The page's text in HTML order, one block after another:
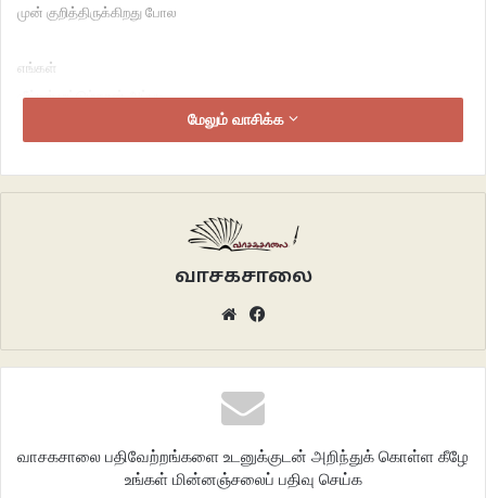
முன் குறித்திருக்கிறது போல
எங்கள்
வீட்டில் மட்டும்தான் அப்படி
வசந்தத்தின்
கையாட்டிப் பேசுபவர்களது
மேலும் வாசிக்க
வாசகசாலை
Website
வாசகசாலை பதிவேற்றங்களை உடனுக்குடன் அறிந்துக் கொள்ள கீழே
உங்கள் மின்னஞ்சலைப் பதிவு செய்க